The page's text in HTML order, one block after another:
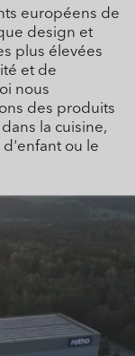
européens de
design et
plus élevées
et de
nous
des produits
la cuisine,
d'enfant ou le